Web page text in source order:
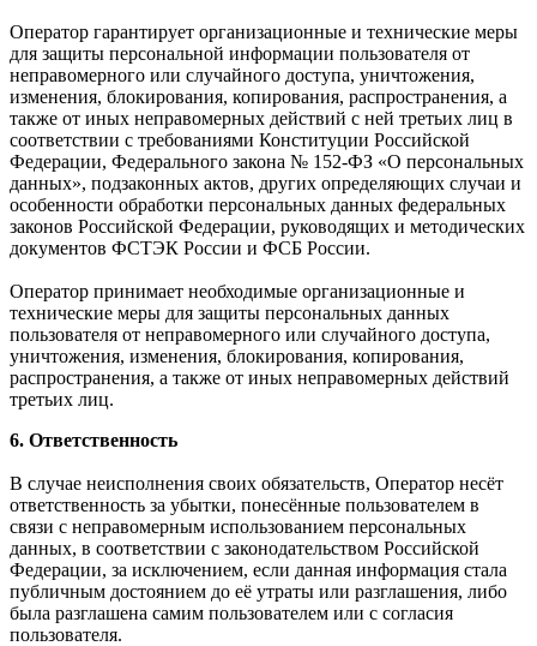
Оператор гарантирует организационные и технические меры
для защиты персональной информации пользователя от
неправомерного или случайного доступа, уничтожения,
изменения, блокирования, копирования, распространения, а
также от иных неправомерных действий с ней третьих лиц в
соответствии с требованиями Конституции Российской
Федерации, Федерального закона № 152-ФЗ «О персональных
данных», подзаконных актов, других определяющих случаи и
особенности обработки персональных данных федеральных
законов Российской Федерации, руководящих и методических
документов ФСТЭК России и ФСБ России.
Оператор принимает необходимые организационные и
технические меры для защиты персональных данных
пользователя от неправомерного или случайного доступа,
уничтожения, изменения, блокирования, копирования,
распространения, а также от иных неправомерных действий
третьих лиц.
6. Ответственность
В случае неисполнения своих обязательств, Оператор несёт
ответственность за убытки, понесённые пользователем в
связи с неправомерным использованием персональных
данных, в соответствии с законодательством Российской
Федерации, за исключением, если данная информация стала
публичным достоянием до её утраты или разглашения, либо
была разглашена самим пользователем или с согласия
пользователя.